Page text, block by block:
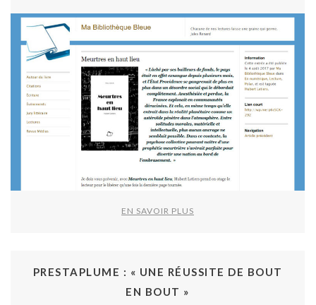
EN SAVOIR PLUS
PRESTAPLUME : « UNE RÉUSSITE DE BOUT
EN BOUT »